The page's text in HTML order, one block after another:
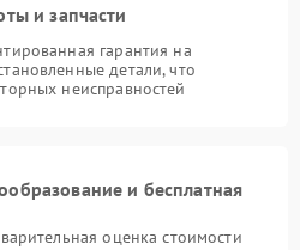
и запчасти
гарантия на
детали, что
неисправностей
и бесплатная
оценка стоимости